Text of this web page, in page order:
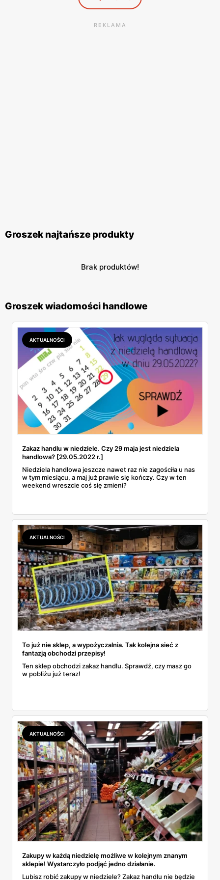
REKLAMA
Groszek najtańsze produkty
Brak produktów!
Groszek wiadomości handlowe
AKTUALNOŚCI
Zakaz handlu w niedziele. Czy 29 maja jest niedziela
handlowa? [29.05.2022 r.]
Niedziela handlowa jeszcze nawet raz nie zagościła u nas
w tym miesiącu, a maj już prawie się kończy. Czy w ten
weekend wreszcie coś się zmieni?
AKTUALNOŚCI
To już nie sklep, a wypożyczalnia. Tak kolejna sieć z
fantazją obchodzi przepisy!
Ten sklep obchodzi zakaz handlu. Sprawdź, czy masz go
w pobliżu już teraz!
AKTUALNOŚCI
Zakupy w każdą niedzielę możliwe w kolejnym znanym
sklepie! Wystarczyło podjąć jedno działanie.
Lubisz robić zakupy w niedziele? Zakaz handlu nie będzie